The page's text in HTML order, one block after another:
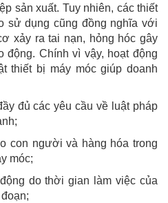
sản xuất. Tuy nhiên, các thiết
sử dụng cũng đồng nghĩa với
xảy ra tai nạn, hỏng hóc gây
động. Chính vì vậy, hoạt động
thiết bị máy móc giúp doanh
đủ các yêu cầu về luật pháp
con người và hàng hóa trong
móc;
do thời gian làm việc của